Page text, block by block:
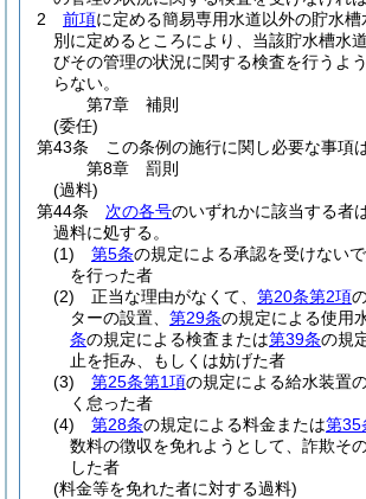
2
前項に定める簡易専用水道以外の貯水槽
別に定めるところにより、当該貯水槽水
びその管理の状況に関する検査を行うよ
らない。
第7章
補則
(委任)
第43条
この条例の施行に関し必要な事項
第8章
罰則
(過料)
第44条
次の各号のいずれかに該当する者
過料に処する。
(1)
第5条の規定による承認を受けない
を行った者
(2)
正当な理由がなくて、 第20条第2項
ターの設置、 第29条の規定による使用
条の規定による検査または第39条の規
止を拒み、もしくは妨げた者
(3)
第25条第1項の規定による給水装置
く怠った者
(4)
第28条の規定による料金または第35
数料の徴収を免れようとして、詐欺そ
した者
(料金等を免れた者に対する過料)